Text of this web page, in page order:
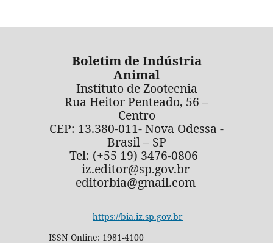
Boletim de Indústria
Animal
Instituto de Zootecnia
Rua Heitor Penteado, 56 –
Centro
CEP: 13.380-011- Nova Odessa -
Brasil – SP
Tel: (+55 19) 3476-0806
iz.editor@sp.gov.br
editorbia@gmail.com
https://bia.iz.sp.gov.br
ISSN Online: 1981-4100